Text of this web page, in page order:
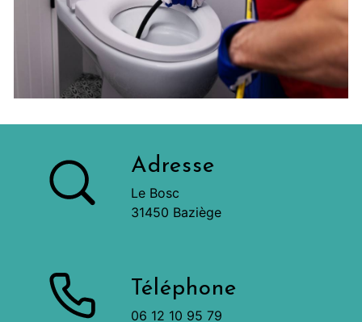
Adresse
Le Bosc
31450 Baziège
Téléphone
06 12 10 95 79